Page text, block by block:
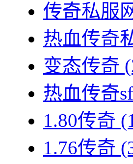
传奇私服
热血传奇
变态传奇
热血传奇sf
1.80传奇
1.76传奇